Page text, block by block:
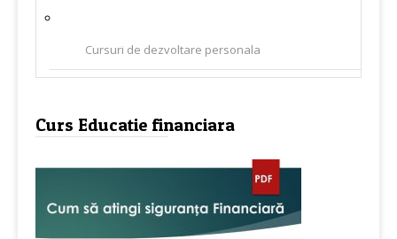
Cursuri de dezvoltare personala
Curs Educatie financiara